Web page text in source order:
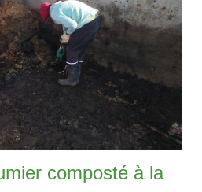
composté à la